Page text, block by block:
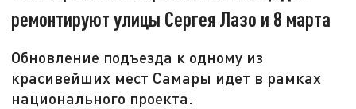
ремонтируют улицы Сергея Лазо и 8 марта
Обновление подъезда к одному из
красивейших мест Самары идет в рамках
национального проекта.